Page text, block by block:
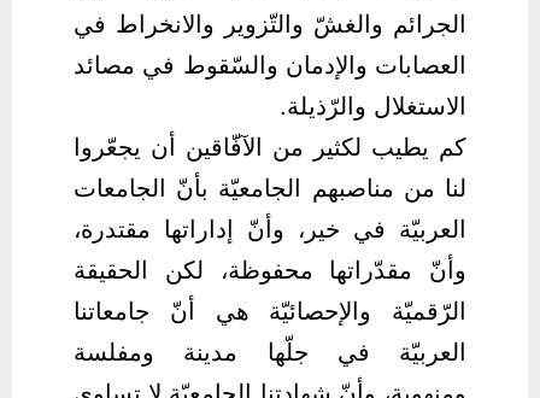
الجرائم والغشّ والتّزوير والانخراط في
العصابات والإدمان والسّقوط في مصائد
الاستغلال والرّذيلة.
كم يطيب لكثير من الآفّاقين أن يجعّروا
لنا من مناصبهم الجامعيّة بأنّ الجامعات
العربيّة في خير، وأنّ إداراتها مقتدرة،
وأنّ مقدّراتها محفوظة، لكن الحقيقة
الرّقميّة والإحصائيّة هي أنّ جامعاتنا
العربيّة في جلّها مدينة ومفلسة